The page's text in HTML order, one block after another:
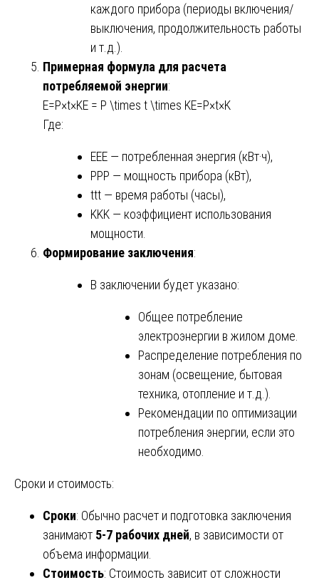
каждого прибора (периоды включения/
выключения, продолжительность работы
и т.д.).
Примерная формула для расчета
потребляемой энергии:
E=P×t×KE = P \times t \times KE=P×t×K
Где:
EEE — потребленная энергия (кВт·ч),
PPP — мощность прибора (кВт),
ttt — время работы (часы),
KKK — коэффициент использования
мощности.
Формирование заключения:
В заключении будет указано:
Общее потребление
электроэнергии в жилом доме.
Распределение потребления по
зонам (освещение, бытовая
техника, отопление и т.д.).
Рекомендации по оптимизации
потребления энергии, если это
необходимо.
Сроки и стоимость:
Сроки: Обычно расчет и подготовка заключения
занимают 5-7 рабочих дней, в зависимости от
объема информации.
Стоимость: Стоимость зависит от сложности